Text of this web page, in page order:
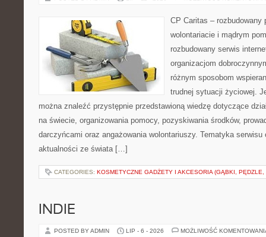
CP Caritas – rozbudowany
wolontariacie i mądrym
rozbudowany serwis
organizacjom
różnym sposobom
trudnej sytuacji życiowej.
można znaleźć przystępnie przedstawioną wiedzę dotyczące
na świecie, organizowania pomocy, pozyskiwania środków,
darczyńcami oraz angażowania wolontariuszy. Tematyka
aktualności ze świata […]
CATEGORIES: KOSMETYCZNE GADŻETY I AKCESORIA (GĄBKI, PĘDZLE,
INDIE
POSTED BY ADMIN LIP - 6 - 2026 MOŻLIWOŚĆ